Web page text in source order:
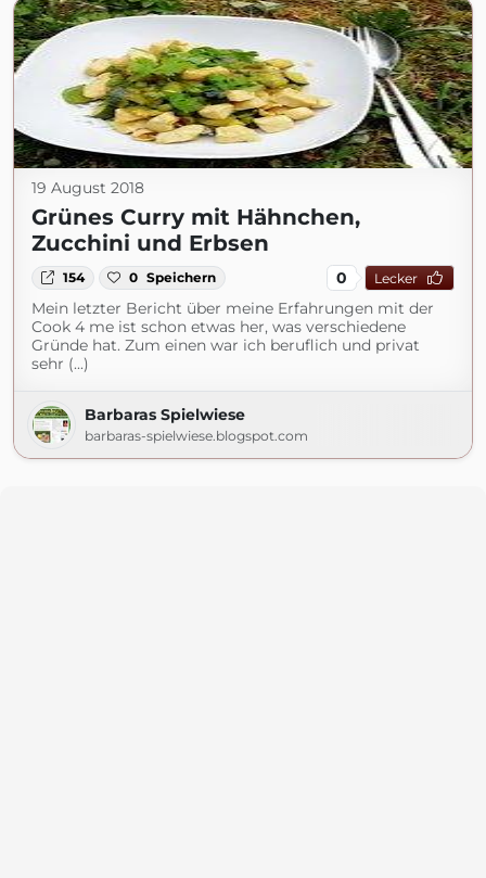
19 August 2018
Grünes Curry mit Hähnchen,
Zucchini und Erbsen
154 0 Speichern 0 Lecker
Mein letzter Bericht über meine Erfahrungen mit der
Cook 4 me ist schon etwas her, was verschiedene
Gründe hat. Zum einen war ich beruflich und privat
sehr (...)
Barbaras Spielwiese
barbaras-spielwiese.blogspot.com